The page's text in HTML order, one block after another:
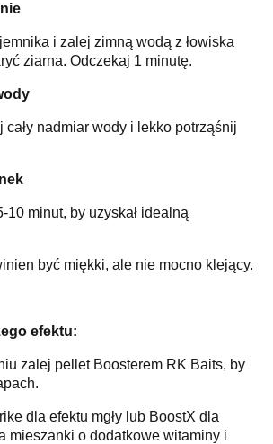
i zalej zimną wodą z łowiska
ziarna. Odczekaj 1 minutę.
cały nadmiar wody i lekko potrząśnij
10 minut, by uzyskał idealną
być miękki, ale nie mocno klejący.
efektu:
zalej pellet Boosterem RK Baits, by
dla efektu mgły lub BoostX dla
mieszanki o dodatkowe witaminy i